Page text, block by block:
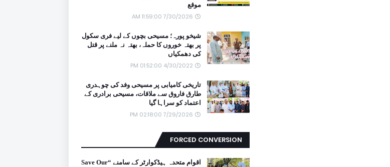
موقع
7/30/2026 11:59:00 AM
شیخو پورہ؛ مسیحی بچوں کے لیے فری سکول
پر بھتہ خوروں کا حملہ، بھتہ نہ ملنے پر قتل
کی دھمکیاں
4/30/2022 01:52:00 PM
تاریخی کامیابی پر مسیحی وفد کی چوہدری
طارق فاروق سے ملاقات، مسیحی برادری کے
اعتماد کو سراہا گیا
7/29/2026 02:18:00 PM
FORCED CONVERSION
اقوام متحدہ ہیڈکوارٹر کے سامنے “Save Our